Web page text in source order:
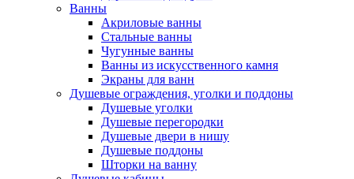
Ванны
Акриловые ванны
Стальные ванны
Чугунные ванны
Ванны из искусственного камня
Экраны для ванн
Душевые ограждения, уголки и поддоны
Душевые уголки
Душевые перегородки
Душевые двери в нишу
Душевые поддоны
Шторки на ванну